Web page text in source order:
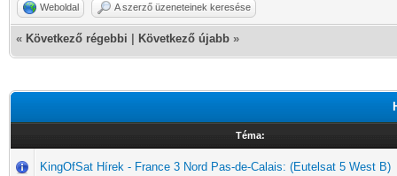
Weboldal A szerző üzeneteinek keresése
« Következő régebbi Következő újabb »
Téma:
KingOfSat Hírek - France 3 Nord Pas-de-Calais: (Eutelsat 5 West B)